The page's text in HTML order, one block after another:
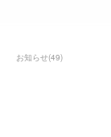
お知らせ(49)